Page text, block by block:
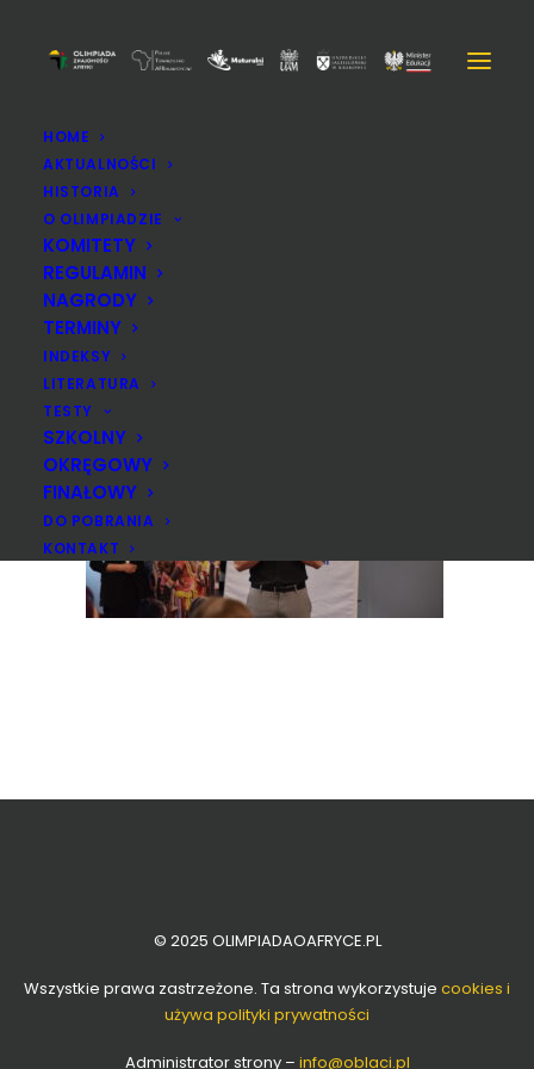
HOME
AKTUALNOŚCI
HISTORIA
O OLIMPIADZIE
KOMITETY
REGULAMIN
NAGRODY
TERMINY
INDEKSY
LITERATURA
TESTY
SZKOLNY
OKRĘGOWY
FINAŁOWY
DO POBRANIA
KONTAKT
Strona Główna
© 2025 OLIMPIADAOAFRYCE.PL
Wszystkie prawa zastrzeżone. Ta strona wykorzystuje cookies i
używa polityki prywatności
Administrator strony – info@oblaci.pl